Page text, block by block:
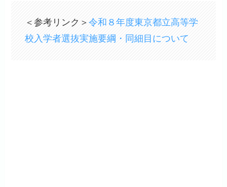
＜参考リンク＞令和８年度東京都立高等学
校入学者選抜実施要綱・同細目について